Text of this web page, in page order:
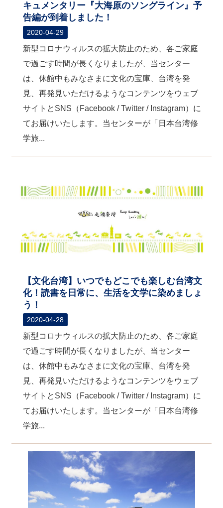
キュメンタリー『大海原のソングライン』予
告編が到着しました！
2020-04-29
新型コロナウィルスの拡大防止のため、各ご家庭
で過ごす時間が長くなりましたが、当センター
は、休館中もみなさまに文化の宝庫、台湾を発
見、再発見いただけるようなコンテンツをウェブ
サイトとSNS（Facebook / Twitter / Instagram）に
てお届けいたします。当センターが「日本台湾修
学旅...
【文化台湾】いつでもどこでも楽しむ台湾文
化！読書を日常に、生活を文学に染めましょ
う！
2020-04-28
新型コロナウィルスの拡大防止のため、各ご家庭
で過ごす時間が長くなりましたが、当センター
は、休館中もみなさまに文化の宝庫、台湾を発
見、再発見いただけるようなコンテンツをウェブ
サイトとSNS（Facebook / Twitter / Instagram）に
てお届けいたします。当センターが「日本台湾修
学旅...